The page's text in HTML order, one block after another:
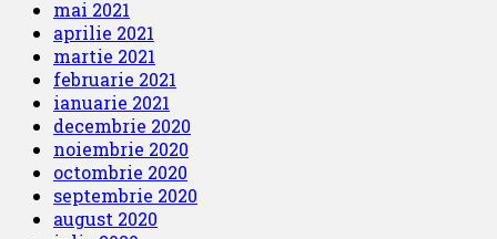
mai 2021
aprilie 2021
martie 2021
februarie 2021
ianuarie 2021
decembrie 2020
noiembrie 2020
octombrie 2020
septembrie 2020
august 2020